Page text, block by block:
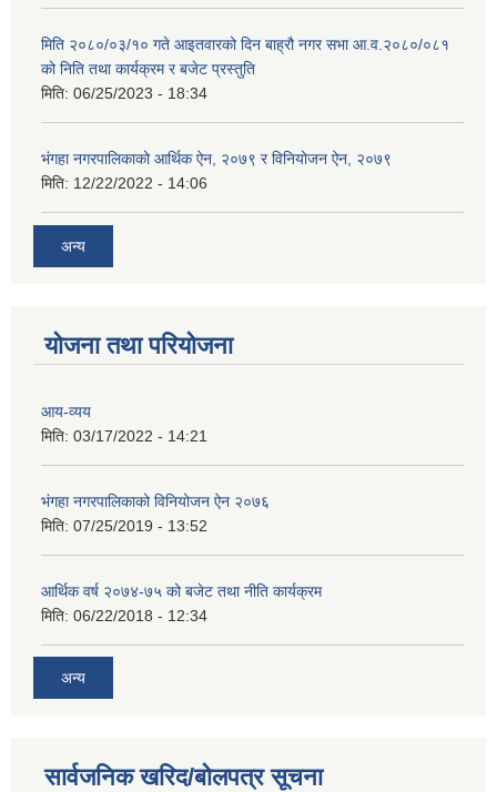
मिति २०८०/०३/१० गते आइतवारको दिन बाह्रौ नगर सभा आ.व.२०८०/०८१
को निति तथा कार्यक्रम र बजेट प्रस्तुति
मिति: 06/25/2023 - 18:34
भंगहा नगरपालिकाको आर्थिक ऐन, २०७९ र विनियोजन ऐन, २०७९
मिति: 12/22/2022 - 14:06
अन्य
योजना तथा परियोजना
आय-व्यय
मिति: 03/17/2022 - 14:21
भंगहा नगरपालिकाको विनियोजन ऐन २०७६
मिति: 07/25/2019 - 13:52
आर्थिक वर्ष २०७४-७५ को बजेट तथा नीति कार्यक्रम
मिति: 06/22/2018 - 12:34
अन्य
सार्वजनिक खरिद/बोलपत्र सूचना